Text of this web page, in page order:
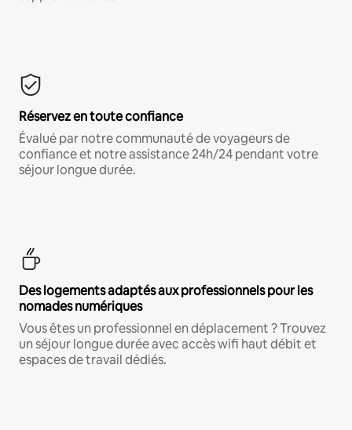
Réservez en toute confiance
Évalué par notre communauté de voyageurs de
confiance et notre assistance 24h/24 pendant votre
séjour longue durée.
Des logements adaptés aux professionnels pour les
nomades numériques
Vous êtes un professionnel en déplacement ? Trouvez
un séjour longue durée avec accès wifi haut débit et
espaces de travail dédiés.